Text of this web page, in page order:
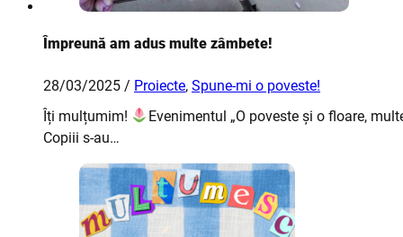
Împreună am adus multe zâmbete!
28/03/2025 / Proiecte, Spune-mi o poveste!
Îți mulțumim!
Evenimentul „O poveste și o floare,
Copiii s-au…